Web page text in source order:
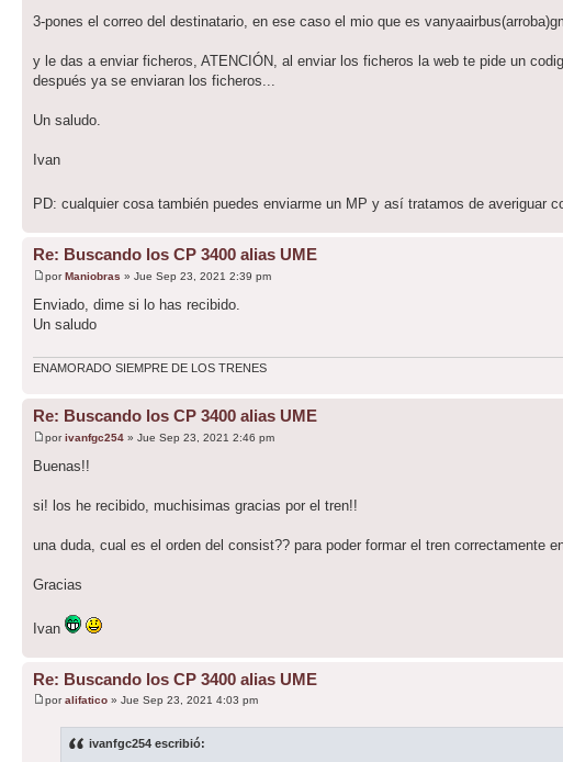
3-pones el correo del destinatario, en ese caso el mio que es
y le das a enviar ficheros, ATENCIÓN, al enviar los ficheros la web te pide un
después ya se enviaran los ficheros...
Un saludo.
Ivan
PD: cualquier cosa también puedes enviarme un MP y así tratamos de averiguar
Re: Buscando los CP 3400 alias UME
porManiobras » Jue Sep 23, 2021 2:39 pm
Enviado, dime si lo has recibido.
Un saludo
ENAMORADO SIEMPRE DE LOS TRENES
Re: Buscando los CP 3400 alias UME
porivanfgc254 » Jue Sep 23, 2021 2:46 pm
Buenas!!
si! los he recibido, muchisimas gracias por el tren!!
una duda, cual es el orden del consist?? para poder formar el tren correctamente
Gracias
Ivan
Re: Buscando los CP 3400 alias UME
poralifatico » Jue Sep 23, 2021 4:03 pm
ivanfgc254 escribió: